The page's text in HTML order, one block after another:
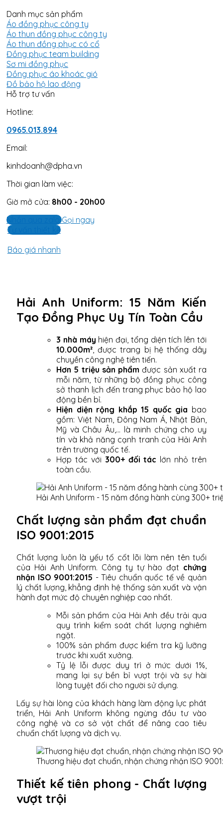
Danh mục sản phẩm
Áo đồng phục công ty
Áo thun đồng phục công ty
Áo thun đồng phục có cổ
Đồng phục team building
Sơ mi đồng phục
Đồng phục áo khoác gió
Đồ bảo hộ lao động
Hỗ trợ tư vấn
Hotline:
0965.013.894
Email:
kinhdoanh@dpha.vn
Thời gian làm việc:
Giờ mở cửa: 8h00 - 20h00
Nhắn qua zalo
Gọi ngay
Tư vấn thiết kế
Báo giá nhanh
Hải Anh Uniform: 15 Năm Kiến
Tạo Đồng Phục Uy Tín Toàn Cầu
3 nhà máy hiện đại, tổng diện tích lên tới
10.000m² , được trang bị hệ thống dây
chuyền công nghệ tiên tiến.
Hơn 5 triệu sản phẩm được sản xuất ra
mỗi năm, từ những bộ đồng phục công
sở thanh lịch đến trang phục bảo hộ lao
động bền bỉ.
Hiện diện rộng khắp 15 quốc gia bao
gồm: Việt Nam, Đông Nam Á, Nhật Bản,
Mỹ và Châu Âu,... là minh chứng cho uy
tín và khả năng cạnh tranh của Hải Anh
trên trường quốc tế.
Hợp tác với 300+ đối tác lớn nhỏ trên
toàn cầu.
Hải Anh Uniform - 15 năm đồng hành cùng 300+
Chất lượng sản phẩm đạt chuẩn
ISO 9001:2015
Chất lượng luôn là yếu tố cốt lõi làm nên tên tuổi
của Hải Anh Uniform. Công ty tự hào đạt chứng
nhận ISO 9001:2015 - Tiêu chuẩn quốc tế về quản
lý chất lượng, khẳng định hệ thống sản xuất và vận
hành đạt mức độ chuyên nghiệp cao nhất.
Mỗi sản phẩm của Hải Anh đều trải qua
quy trình kiểm soát chất lượng nghiêm
ngặt.
100% sản phẩm được kiểm tra kỹ lưỡng
trước khi xuất xưởng.
Tỷ lệ lỗi được duy trì ở mức dưới 1%,
mang lại sự bền bỉ vượt trội và sự hài
lòng tuyệt đối cho người sử dụng.
Lấy sự hài lòng của khách hàng làm động lực phát
triển, Hải Anh Uniform không ngừng đầu tư vào
công nghệ và cơ sở vật chất để nâng cao tiêu
chuẩn chất lượng và dịch vụ.
Thương hiệu đạt chuẩn, nhận chứng nhận ISO
Thiết kế tiên phong - Chất lượng
vượt trội